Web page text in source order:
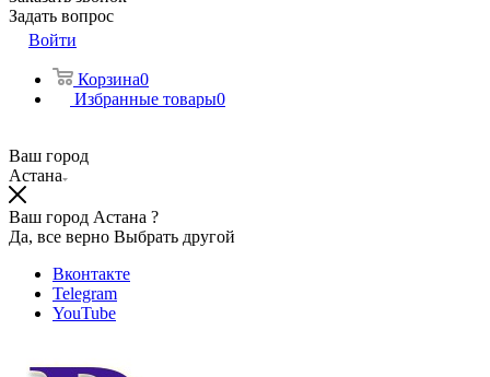
Задать вопрос
Войти
Корзина0
Избранные товары0
Ваш город
Астана
Ваш город Астана ?
Да, все верно Выбрать другой
Вконтакте
Telegram
YouTube